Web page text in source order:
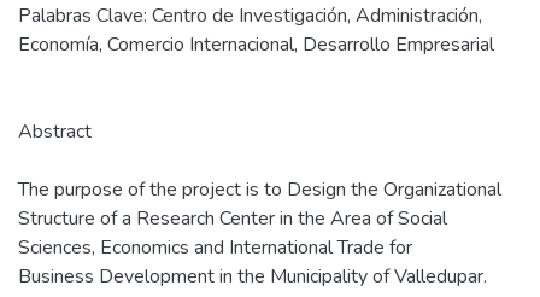
Palabras Clave: Centro de Investigación, Administración,
Economía, Comercio Internacional, Desarrollo Empresarial
Abstract
The purpose of the project is to Design the Organizational
Structure of a Research Center in the Area of Social
Sciences, Economics and International Trade for
Business Development in the Municipality of Valledupar.